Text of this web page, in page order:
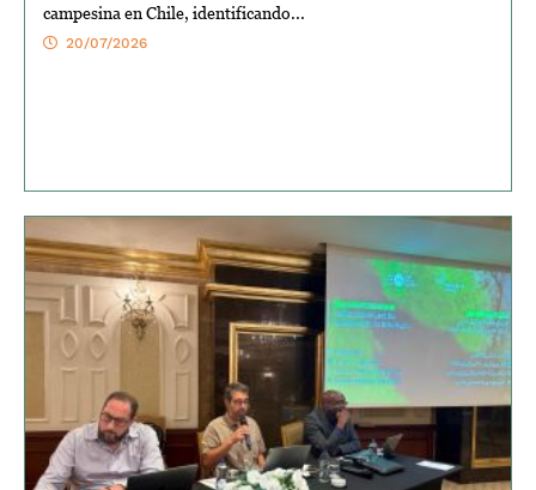
campesina en Chile, identificando...
20/07/2026